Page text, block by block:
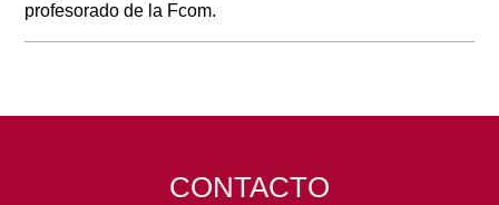
profesorado de la Fcom.
CONTACTO